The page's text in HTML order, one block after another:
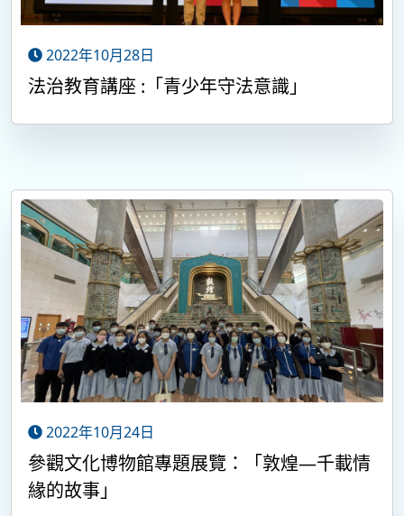
2022年10月28日
法治教育講座 :「青少年守法意識」
2022年10月24日
參觀文化博物館專題展覽：「敦煌—千載情
緣的故事」